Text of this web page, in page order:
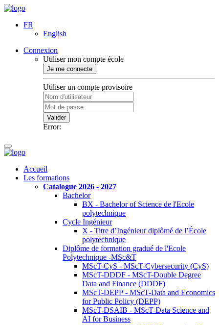
FR
English
Connexion
Utiliser mon compte école
Je me connecte
Utiliser un compte provisoire
Valider
Error:
Accueil
Les formations
Catalogue 2026 - 2027
Bachelor
BX - Bachelor of Science de l'Ecole
polytechnique
Cycle Ingénieur
X - Titre d’Ingénieur diplômé de l’École
polytechnique
Diplôme de formation gradué de l'Ecole
Polytechnique -MSc&T
MScT-CyS - MScT-Cybersecurity (CyS)
MScT-DDDF - MScT-Double Degree
Data and Finance (DDDF)
MScT-DEPP - MScT-Data and Economics
for Public Policy (DEPP)
MScT-DSAIB - MScT-Data Science and
AI for Business